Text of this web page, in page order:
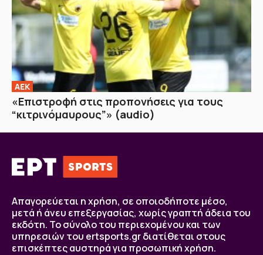
ΑΕΚ
«Επιστροφή στις προπονήσεις για τους
“κιτρινόμαυρους”» (audio)
Απαγορεύεται η χρήση, σε οποιοδήποτε μέσο,
μετά ή άνευ επεξεργασίας, χωρίς γραπτή άδεια του
εκδότη. Το σύνολο του περιεχομένου και των
υπηρεσιών του ertsports.gr διατίθεται στους
επισκέπτες αυστηρά για προσωπική χρήση.